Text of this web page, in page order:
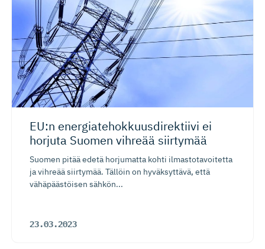
EU:n energiate­hok­kuus­di­rektiivi ei
horjuta Suomen vihreää siirtymää
Suomen pitää edetä horjumatta kohti ilmastotavoitetta
ja vihreää siirtymää. Tällöin on hyväksyttävä, että
vähäpäästöisen sähkön...
23.03.2023